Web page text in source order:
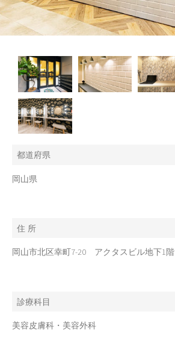
都道府県
岡山県
住 所
岡山市北区幸町7-20 アクタスビル地下1階
診療科目
美容皮膚科・美容外科